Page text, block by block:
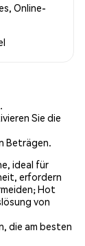
Online-
Sie die
Beträgen.
ideal für
erfordern
Hot
von
die am besten